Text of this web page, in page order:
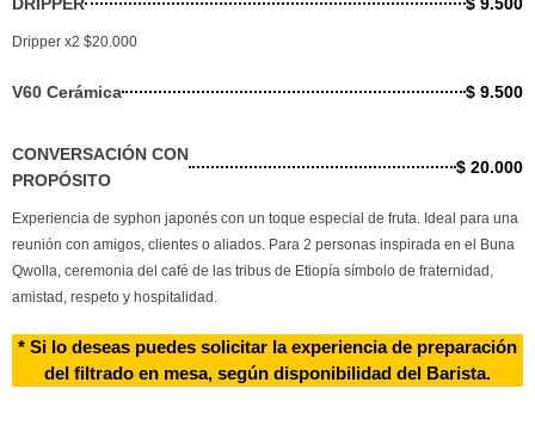
Dripper x2 $20.000
V60 Cerámica $ 9.500
CONVERSACIÓN CON
PROPÓSITO
$ 20.000
Experiencia de syphon japonés con un toque especial de fruta. Ideal para una
reunión con amigos, clientes o aliados. Para 2 personas inspirada en el Buna
Qwolla, ceremonia del café de las tribus de Etiopía símbolo de fraternidad,
amistad, respeto y hospitalidad.
* Si lo deseas puedes solicitar la experiencia de preparación
del filtrado en mesa, según disponibilidad del Barista.